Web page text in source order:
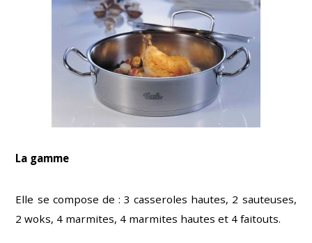
La gamme
Elle se compose de : 3 casseroles hautes, 2 sauteuses,
2 woks, 4 marmites, 4 marmites hautes et 4 faitouts.